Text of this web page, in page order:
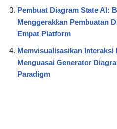
Pembuat Diagram State AI:
Menggerakkan Pembuatan
Empat Platform
Memvisualisasikan Interaksi
Menguasai Generator
Paradigm